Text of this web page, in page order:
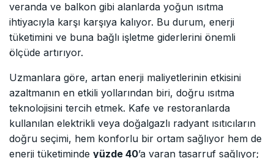
veranda ve balkon gibi alanlarda yoğun ısıtma
ihtiyacıyla karşı karşıya kalıyor. Bu durum, enerji
tüketimini ve buna bağlı işletme giderlerini önemli
ölçüde artırıyor.
Uzmanlara göre, artan enerji maliyetlerinin etkisini
azaltmanın en etkili yollarından biri, doğru ısıtma
teknolojisini tercih etmek. Kafe ve restoranlarda
kullanılan elektrikli veya doğalgazlı radyant ısıtıcıların
doğru seçimi, hem konforlu bir ortam sağlıyor hem de
enerji tüketiminde yüzde 40’a varan tasarruf sağlıyor;